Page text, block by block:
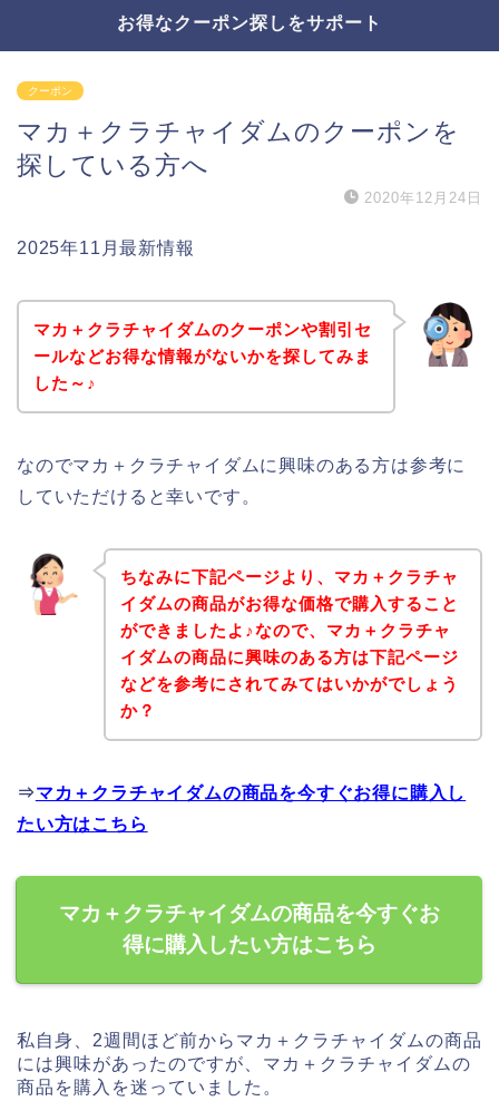
お得なクーポン探しをサポート
クーポン
マカ＋クラチャイダムのクーポンを
探している方へ
2020年12月24日
2025年11月最新情報
マカ＋クラチャイダムのクーポンや割引セ
ールなどお得な情報がないかを探してみま
した～♪
なのでマカ＋クラチャイダムに興味のある方は参考に
していただけると幸いです。
ちなみに下記ページより、マカ＋クラチャ
イダムの商品がお得な価格で購入すること
ができましたよ♪なので、マカ＋クラチャ
イダムの商品に興味のある方は下記ページ
などを参考にされてみてはいかがでしょう
か？
⇒マカ＋クラチャイダムの商品を今すぐお得に購入し
たい方はこちら
マカ＋クラチャイダムの商品を今すぐお
得に購入したい方はこちら
私自身、2週間ほど前からマカ＋クラチャイダムの商品
には興味があったのですが、マカ＋クラチャイダムの
商品を購入を迷っていました。